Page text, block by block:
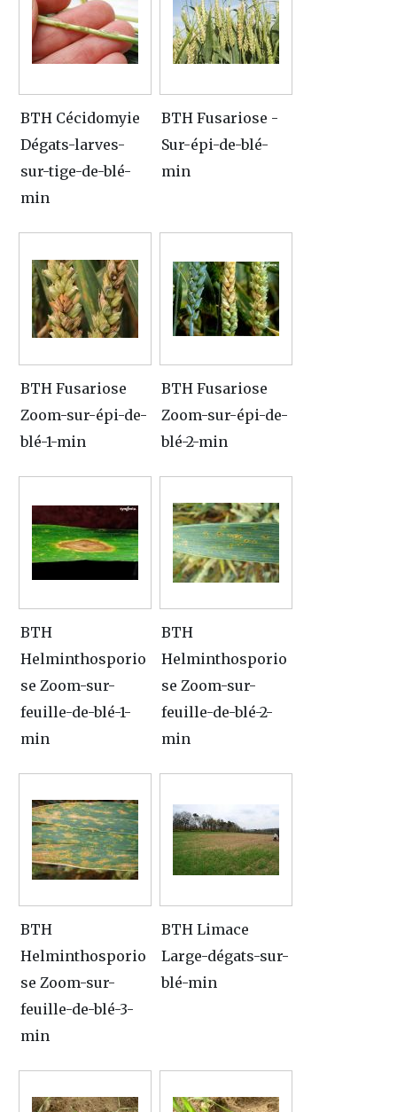
BTH Cécidomyie
Dégats-larves-
sur-tige-de-blé-
min
BTH Fusariose -
Sur-épi-de-blé-
min
BTH Fusariose
Zoom-sur-épi-de-
blé-1-min
BTH Fusariose
Zoom-sur-épi-de-
blé-2-min
BTH
Helminthosporio
se Zoom-sur-
feuille-de-blé-1-
min
BTH
Helminthosporio
se Zoom-sur-
feuille-de-blé-2-
min
BTH
Helminthosporio
se Zoom-sur-
feuille-de-blé-3-
min
BTH Limace
Large-dégats-sur-
blé-min